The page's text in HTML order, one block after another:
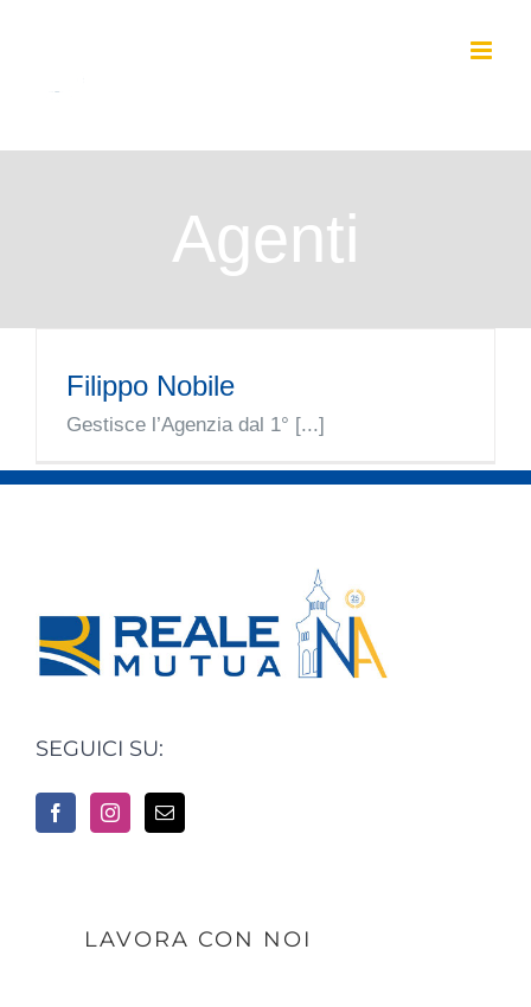
Agenti
Filippo Nobile
Gestisce l’Agenzia dal 1° [...]
SEGUICI SU:
LAVORA CON NOI